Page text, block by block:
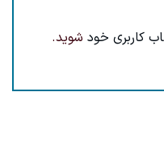
کاربری خود شوید.